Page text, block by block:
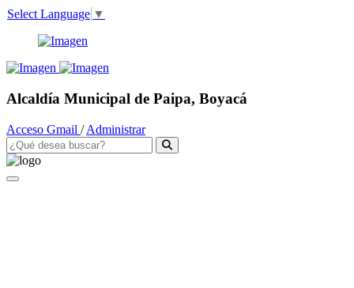
Select Language ▼
Alcaldía Municipal de Paipa, Boyacá
Acceso Gmail /Administrar